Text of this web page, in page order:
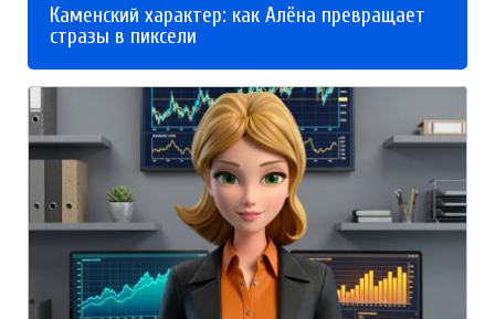
Каменский характер: как Алёна превращает
стразы в пиксели